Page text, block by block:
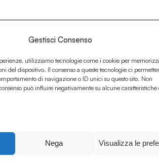
Gestisci Consenso
utilizziamo tecnologie come i cookie per
del dispositivo. Il consenso a queste tecnologie ci
di navigazione o ID unici su questo sito. Non
può influire negativamente su alcune caratteristiche
Nega Visualizza le